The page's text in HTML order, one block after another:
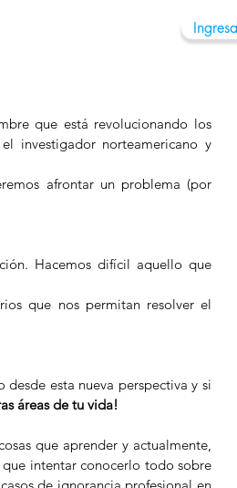
que está revolucionando los
investigador norteamericano y
afrontar un problema (por
Hacemos difícil aquello que
que nos permitan resolver el
esta nueva perspectiva y si
áreas de tu vida!
que aprender y actualmente,
intentar conocerlo todo sobre